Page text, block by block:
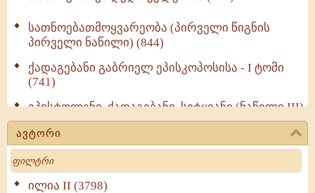
სათნოებათმოყვარეობა (პირველი წიგნის
პირველი ნაწილი) (844)
ქადაგებანი გაბრიელ ეპისკოპოსისა - I ტომი
(741)
ეპისტოლენი, ქადაგებანი, სიტყვანი (ნაწილი III)
(723)
მოძღვრის ძალზე სასარგებლო რჩევები
მრევლისათვის (545)
Wisdomge (514)
ავტორი
Search
ილია II (3798)